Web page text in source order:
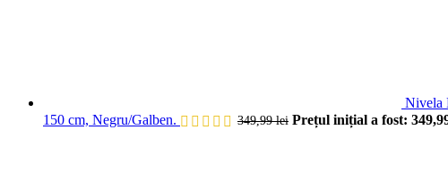
Nivela
150 cm, Negru/Galben.
349,99lei Prețul inițial a fost: